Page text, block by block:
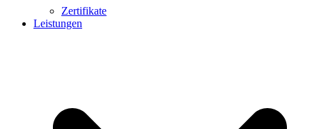
Zertifikate
Leistungen